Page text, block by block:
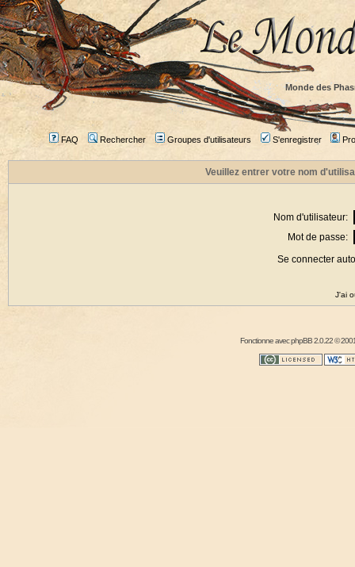
Monde des
FAQ Rechercher Groupes d'utilisateurs S'enregistrer
Veuillez entrer votre nom
Nom d'utilisateur:
Mot de passe:
Se connecter
J'ai
Fonctionne avecphpBB2.0.22 ©